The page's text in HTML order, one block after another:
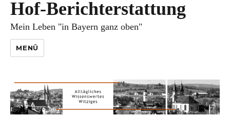
Hof-Berichterstattung
Mein Leben "in Bayern ganz oben"
MENÜ